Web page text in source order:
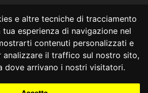
e altre tecniche di tracciamento
esperienza di navigazione nel
contenuti personalizzati e
analizzare il traffico sul nostro sito,
dove arrivano i nostri visitatori.
DAL 1995 -NOTE LEGALI
e non è responsabile per i contenuti e
legali di siti collegati.
relazione di consulenza legale.